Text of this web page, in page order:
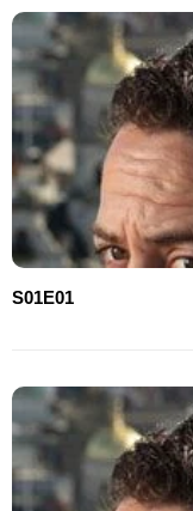
S01E01